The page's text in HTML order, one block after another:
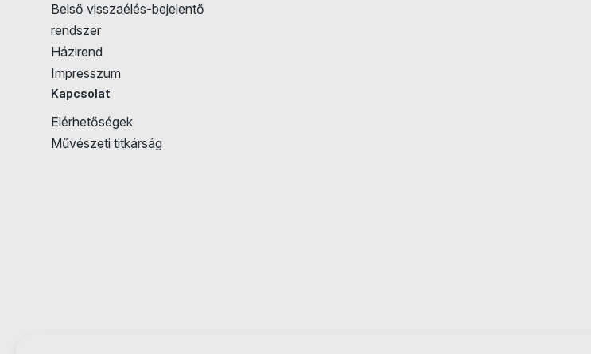
Belső visszaélés-bejelentő
rendszer
Házirend
Impresszum
Kapcsolat
Elérhetőségek
Művészeti titkárság